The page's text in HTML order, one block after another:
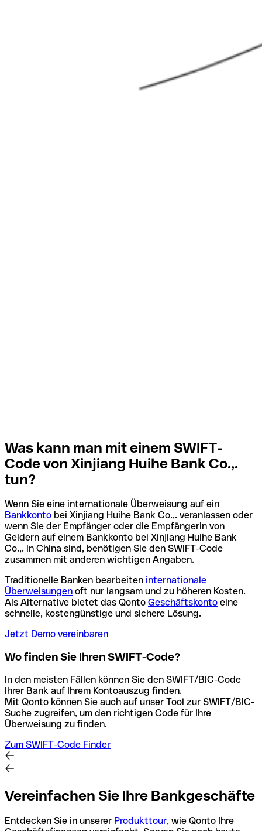
Was kann man mit einem SWIFT-
Code von Xinjiang Huihe Bank Co.,.
tun?
Wenn Sie eine internationale Überweisung auf ein
Bankkonto bei Xinjiang Huihe Bank Co.,. veranlassen oder
wenn Sie der Empfänger oder die Empfängerin von
Geldern auf einem Bankkonto bei Xinjiang Huihe Bank
Co.,. in China sind, benötigen Sie den SWIFT-Code
zusammen mit anderen wichtigen Angaben.
Traditionelle Banken bearbeiten internationale
Überweisungen oft nur langsam und zu höheren Kosten.
Als Alternative bietet das Qonto Geschäftskonto eine
schnelle, kostengünstige und sichere Lösung.
Jetzt Demo vereinbaren
Wo finden Sie Ihren SWIFT-Code?
In den meisten Fällen können Sie den SWIFT/BIC-Code
Ihrer Bank auf Ihrem Kontoauszug finden.
Mit Qonto können Sie auch auf unser Tool zur SWIFT/BIC-
Suche zugreifen, um den richtigen Code für Ihre
Überweisung zu finden.
Zum SWIFT-Code Finder
Vereinfachen Sie Ihre Bankgeschäfte
Entdecken Sie in unserer Produkttour, wie Qonto Ihre